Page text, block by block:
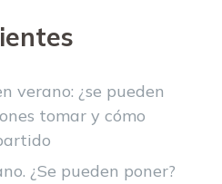
verano: ¿se pueden
tomar y cómo
¿Se pueden poner?